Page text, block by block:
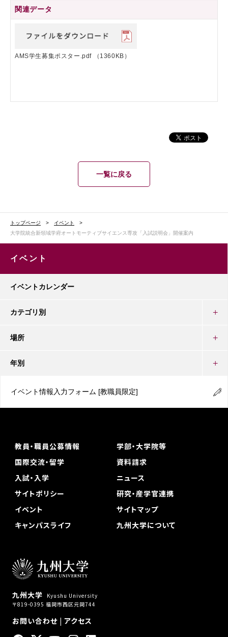
関連データ
AMS学生募集ポスター.pdf （1360KB）
一覧に戻る
トップページ
イベント
大学院統合新領域学府オートモーティブサイエンス専攻「入試説明会」開催案内
イベント
イベントカレンダー
カテゴリ別
場所
年別
イベント情報入力フォーム [教職員限定]
九州大学
Kyushu University
〒819-0395 福岡市西区元岡744
お問い合わせ| アクセス
教員・職員公募情報
学部・大学院等
国際交流・留学
資料請求
入試・入学
ニュース
サイトポリシー
研究・産学官連携
イベント
サイトマップ
キャンパスライフ
九州大学について